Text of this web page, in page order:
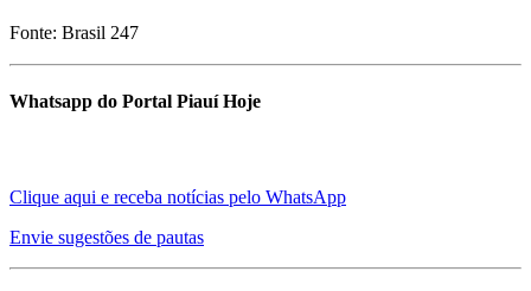
Fonte: Brasil 247
Whatsapp do Portal Piauí Hoje
Clique aqui e receba notícias pelo WhatsApp
Envie sugestões de pautas